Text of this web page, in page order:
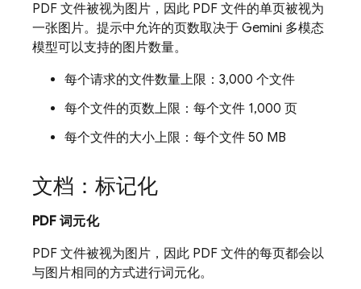
PDF 文件被视为图片，因此 PDF 文件的单页被视为
一张图片。提示中允许的页数取决于 Gemini 多模态
模型可以支持的图片数量。
每个请求的文件数量上限：3,000 个文件
每个文件的页数上限：每个文件 1,000 页
每个文件的大小上限：每个文件 50 MB
文档：标记化
PDF 词元化
PDF 文件被视为图片，因此 PDF 文件的每页都会以
与图片相同的方式进行词元化。